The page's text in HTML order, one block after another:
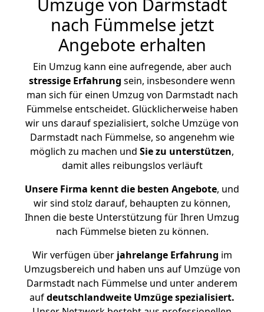
nach Fümmelse jetzt
Angebote erhalten
Ein Umzug kann eine aufregende, aber auch
stressige Erfahrung sein, insbesondere wenn
man sich für einen Umzug von Darmstadt nach
Fümmelse entscheidet. Glücklicherweise haben
wir uns darauf spezialisiert, solche Umzüge von
Darmstadt nach Fümmelse, so angenehm wie
möglich zu machen und Sie zu unterstützen,
damit alles reibungslos verläuft
Unsere Firma kennt die besten Angebote, und
wir sind stolz darauf, behaupten zu können,
Ihnen die beste Unterstützung für Ihren Umzug
nach Fümmelse bieten zu können.
Wir verfügen überjahrelange Erfahrung im
Umzugsbereich und haben uns auf Umzüge von
Darmstadt nach Fümmelse und unter anderem
aufdeutschlandweite Umzüge spezialisiert.